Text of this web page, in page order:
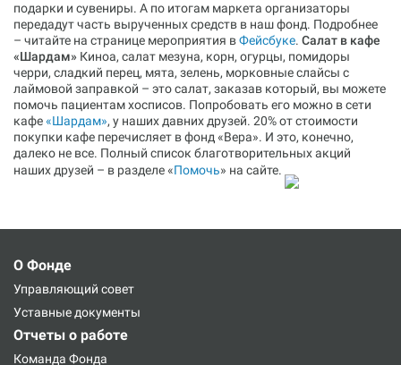
подарки и сувениры. А по итогам маркета организаторы
передадут часть вырученных средств в наш фонд. Подробнее
– читайте на странице мероприятия вФейсбуке. Салат в кафе
«Шардам» Киноа, салат мезуна, корн, огурцы, помидоры
черри, сладкий перец, мята, зелень, морковные слайсы с
лаймовой заправкой – это салат, заказав который, вы можете
помочь пациентам хосписов. Попробовать его можно в сети
кафе«Шардам», у наших давних друзей. 20% от стоимости
покупки кафе перечисляет в фонд «Вера». И это, конечно,
далеко не все. Полный список благотворительных акций
наших друзей – в разделе «Помочь» на сайте.
О Фонде
Управляющий совет
Уставные документы
Отчеты о работе
Команда Фонда